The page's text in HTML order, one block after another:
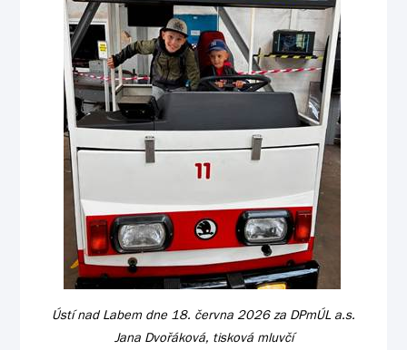
Ústí nad Labem dne 18. června 2026 za DPmÚL a.s.
Jana Dvořáková, tisková mluvčí